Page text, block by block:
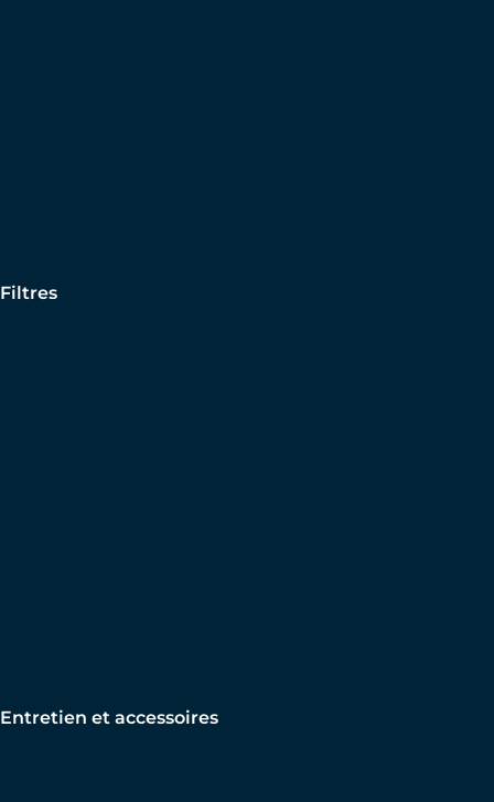
Filtres
Entretien et accessoires